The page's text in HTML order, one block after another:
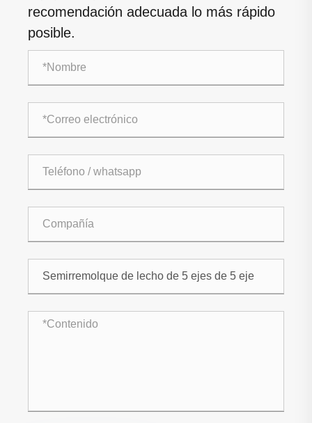
recomendación adecuada lo más rápido
posible.